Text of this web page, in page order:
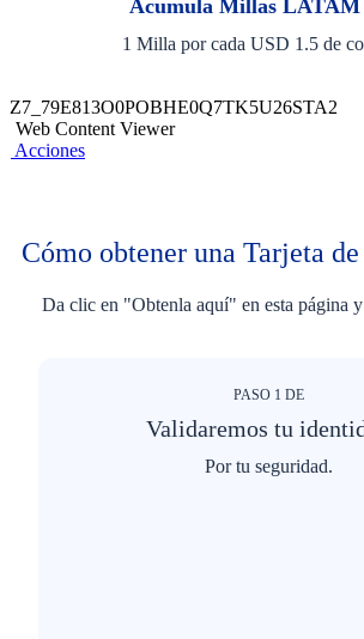
Acumula Millas LATAM
1 Milla por cada USD 1.5 de
Z7_79E813O0POBHE0Q7TK5U26STA2
Web Content Viewer
Acciones
Cómo obtener una Tarjeta
Da clic en "Obtenla aquí" en esta página y
PASO 1 DE
Validaremos tu
Por tu seguridad.